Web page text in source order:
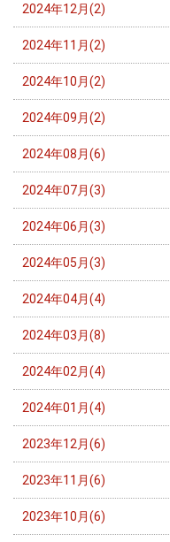
2024年12月(2)
2024年11月(2)
2024年10月(2)
2024年09月(2)
2024年08月(6)
2024年07月(3)
2024年06月(3)
2024年05月(3)
2024年04月(4)
2024年03月(8)
2024年02月(4)
2024年01月(4)
2023年12月(6)
2023年11月(6)
2023年10月(6)